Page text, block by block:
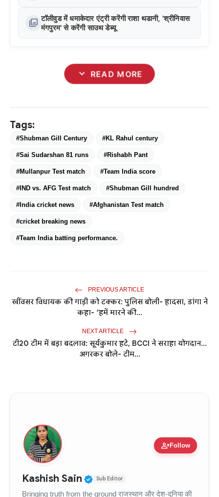
photo_library टॉलीवुड में धमाकेदार एंट्री करेंगी राशा थडानी, 'श्रीनिवास
मंगपुरम' से करेंगी साउथ डेब्यू
expand_more READ MORE
Tags:
#Shubman Gill Century #KL Rahul century
#Sai Sudarshan 81 runs #Rishabh Pant
#Mullanpur Test match #Team India score
#IND vs. AFG Test match #Shubman Gill hundred
#India cricket news #Afghanistan Test match
#cricket breaking news
#Team India batting performance.
PREVIOUS ARTICLE
खींवसर विधायक की गाड़ी को टक्कर: पुलिस बोली- हादसा, डांगा ने
कहा- ‘हमें मारने की...
NEXT ARTICLE
टी20 टीम में बड़ा बदलाव: सूर्यकुमार हटे, BCCI ने सराहा योगदान...
अगरकर बोले- टीम...
person_addFollow
Kashish Sain Verified Public Figure •
Sub Editor
Bringing truth from the ground राजस्थान और देश-दुनिया की